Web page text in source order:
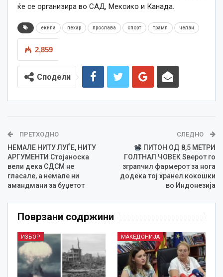
ќе се организира во САД, Мексико и Канада.
екипа пехар прослава спорт трамп челзи
2,859
Сподели
ПРЕТХОДНО
НЕМАЛЕ НИТУ ЛУЃЕ, НИТУ
АРГУМЕНТИ Стојаноска
вели дека СДСМ не
гласале, а немале ни
амандмани за буџетот
СЛЕДНО
ПИТОН ОД 8,5 МЕТРИ
ГОЛТНАЛ ЧОВЕК Ѕверот го
зграпчил фармерот за нога
додека тој хранел кокошки
во Индонезија
Поврзани содржини
ИЗБОР МАКЕДОНИЈА